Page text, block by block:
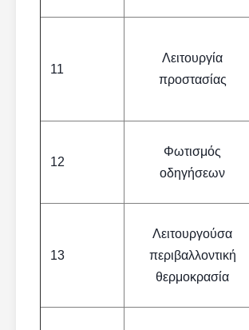
11
Λειτουργία
προστασίας
12
Φωτισμός
οδηγήσεων
13
Λειτουργούσα
περιβαλλοντική
θερμοκρασία